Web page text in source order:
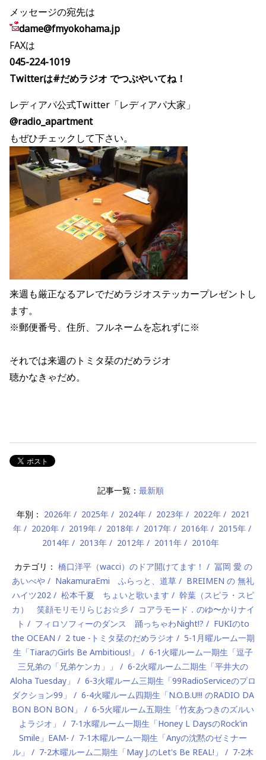
メッセージの宛先は
dame@fmyokohama.jp
FAXは
045-224-1019
Twitterは#だめラジオ でつぶやいてね！
レディアパ公式Twitter「レディアパ大家」
@radio_apartment
もぜひチェックして下さい。
来週も厳正なるアレでだめラジオステッカープレゼントし
ます。
※郵便番号、住所、フルネームを忘れずに※
それでは来週のトミタ栞のだめラジオ
聴かなきゃだめ。
記事一覧： 最新順
年別： 2026年 2025年 2024年 2023年 2022年
2021
年
2020年 2019年 2018年 2017年 2016年
2015年
2014年
2013年 2012年 2011年 2010年
カテゴリ： 橋口洋平（wacci）のドア開けてます！
冨岡 愛 の
あいべや
NakamuraEmi ふらっと、道草
BREIMEN の 無礼
ハイツ202
松本千夏 ちょいと歌います
幹葉（スピラ・スピ
カ） 笑顔モリモリらじお☆彡
コアラモード．のゆ〜かりナイ
ト
フィロソフィーのダンス 踊っちゃわNight!?
FUKIのto
the OCEAN
2 tue -トミタ栞のだめラジオ
5-1月曜ルーム一期
生「TiaraのGirls Be Ambitious!」
6-1火曜ルーム一期生「逗子
三兄弟の「兄弟ケンカ」」
6-2火曜ルーム二期生「平井大の
Aloha Tuesday」
6-3火曜ルーム三期生「99RadioServiceのプロ
ダクション99」
6-4火曜ルーム四期生「N.O.B.U!!! のRADIO DA
BON BON BON」
6-5火曜ルーム五期生「竹友あつきのズルい
よラジオ」
7-1水曜ルーム一期生「Honey L DaysのRock'in
Smile」EAM-
7-1木曜ルーム一期生「Anyの沈黙のゼミナー
ル」
7-2木曜ルーム二期生「May J.のLet's Be REAL!」 7-2木